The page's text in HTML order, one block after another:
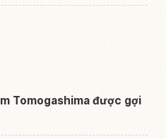
Tomogashima được gợi